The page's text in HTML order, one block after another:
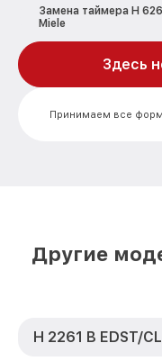
Замена таймера H
Miele
Замена
EDST/CLST Miele
Замена шнура
EDST/CLST Miele
Принимаем все
Здесь
Другие
H 2261 B EDST/